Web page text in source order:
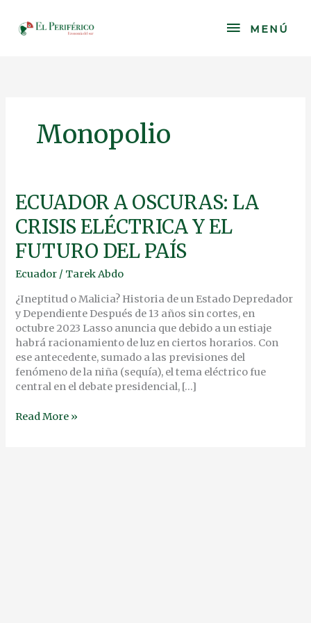
content
MENÚ
MENÚ
Monopolio
ECUADOR A OSCURAS: LA
CRISIS ELÉCTRICA Y EL
FUTURO DEL PAÍS
Ecuador / Tarek Abdo
¿Ineptitud o Malicia? Historia de un Estado Depredador
y Dependiente Después de 13 años sin cortes, en
octubre 2023 Lasso anuncia que debido a un estiaje
habrá racionamiento de luz en ciertos horarios. Con
ese antecedente, sumado a las previsiones del
fenómeno de la niña (sequía), el tema eléctrico fue
central en el debate presidencial, […]
ECUADOR
A
OSCURAS:
LA
CRISIS
ELÉCTRICA
EL
FUTURO
DEL
PAÍS
Read More »